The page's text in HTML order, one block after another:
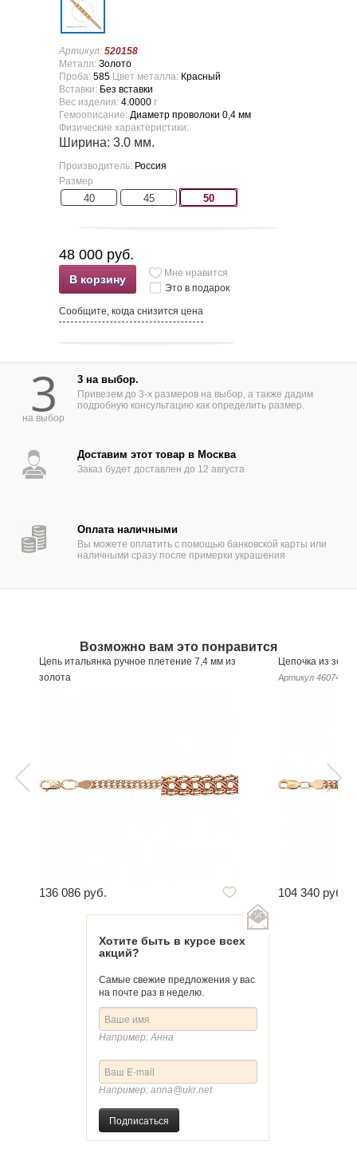
Артикул: 520158
Металл: Золото
Проба: 585 Цвет металла: Красный
Вставки: Без вставки
Вес изделия: 4.0000 г
Гемоописание: Диаметр проволоки 0,4 мм
Физические характеристики:
Ширина: 3.0 мм.
Производитель: Россия
Размер
40 45 50
48 000 руб.
В корзину
Мне нравится
Это в подарок
Сообщите, когда снизится цена
3
на выбор
3 на выбор.
Привезем до 3-х размеров на выбор, а также дадим
подробную консультацию как определить размер.
Доставим этот товар в Москва
Заказ будет доставлен до 12 августа
Оплата наличными
Вы можете оплатить с помощью банковской карты или
наличными сразу после примерки украшения
Возможно вам это понравится
Цепь итальянка ручное плетение 7,4 мм из
золота
136 086 руб.
Цепочка из
Артикул 460749
104 340 руб.
Хотите быть в курсе всех
акций?
Самые свежие предложения у вас
на почте раз в неделю.
Например: Анна
Например: anna@ukr.net
Подписаться